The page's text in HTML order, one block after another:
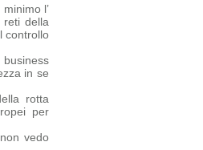
l’
reti della
controllo
in se
rotta
per
vedo